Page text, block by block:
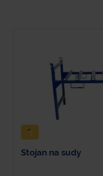
Stojan na sudy